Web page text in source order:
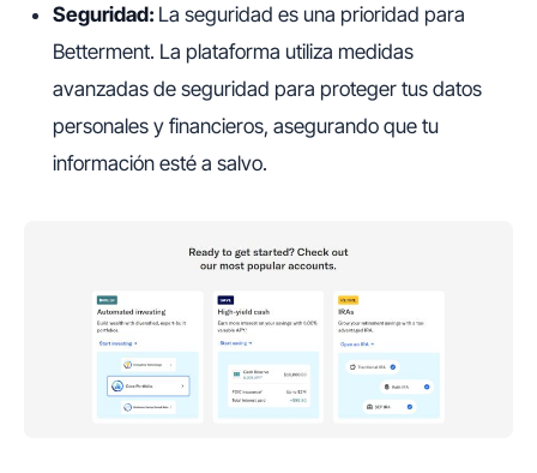
Seguridad: La seguridad es una prioridad para
Betterment. La plataforma utiliza medidas
avanzadas de seguridad para proteger tus datos
personales y financieros, asegurando que tu
información esté a salvo.